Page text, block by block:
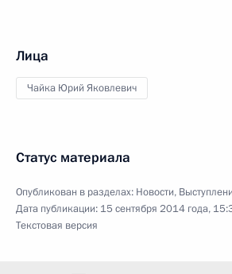
Лица
Чайка Юрий Яковлевич
Статус материала
Опубликован в разделах: Новости,
Дата публикации: 15 сентября 2014 года,
Текстовая версия